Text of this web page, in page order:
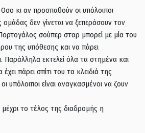
κι αν προσπαθούν οι υπόλοιποι
δεν γίνεται να ξεπεράσουν τον
σούπερ σταρ μπορεί με μία του
της υπόθεσης και να πάρει
Παράλληλα εκτελεί όλα τα στημένα και
πάρει σπίτι του τα κλειδιά της
υπόλοιποι είναι αναγκασμένοι να ζουν
το τέλος της διαδρομής η